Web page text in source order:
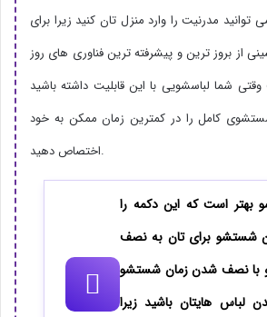
مدرنیت را وارد منزل تان کنید زیرا برای
از بروز ترین و پیشرفته ترین فناوری های روز
شما لباسشویی با این قابلیت داشته باشید
کامل را در کمترین زمان ممکن به خود
اختصاص دهید.
بهتر است که این دکمه را
شستشو برای تان به نصف
با نصف شدن زمان شستشو
لباس هایتان باشید زیرا